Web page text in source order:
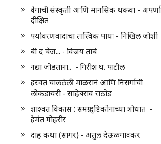
वेगाची संस्कृती आणि मानसिक थकवा - अपर्णा
दीक्षित
पर्यावरणवादाचा तात्त्विक पाया - निखिल जोशी
बी द चेंज... - विजय तांबे
नद्या जोडताना.. - गिरीश घ. पाटील
हरवत चाललेली माळरानं आणि निसर्गाची
लोकडायरी - साहेबराव राठोड
शाश्वत विकास : समग्र दृष्टिकोनाच्या शोधात -
हेमंत मोहरीर
दाह कथा (सागर) - अतुल देऊळगावकर